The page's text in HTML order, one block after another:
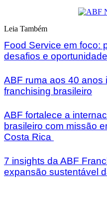
Leia Também
Food Service em foco:
desafios e
ABF ruma aos 40 anos
franchising brasileiro
ABF fortalece a
brasileiro com missão
Costa Rica
7 insights da ABF
expansão sustentável